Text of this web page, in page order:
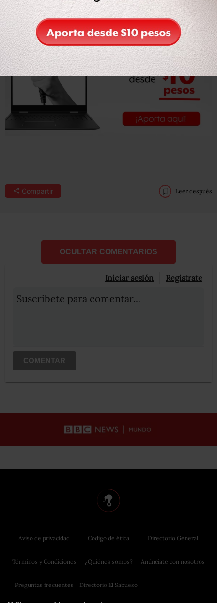
Compartir Leer después
OCULTAR COMENTARIOS
Iniciar sesión Registrate
Suscribete para comentar...
COMENTAR
Aviso de privacidad
Términos y Condiciones
Preguntas frecuentes
Código de ética
¿Quiénes somos?
Directorio El Sabueso
Directorio General
Anúnciate con nosotros